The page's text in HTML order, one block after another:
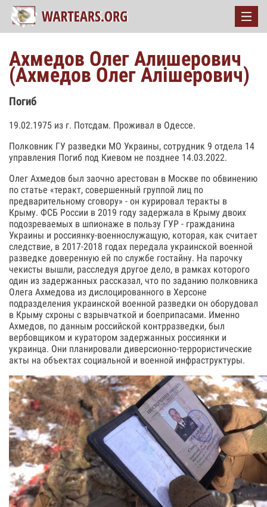
Ахмедов Олег Алишерович
(Ахмедов Олег Алішерович)
Погиб
19.02.1975 из г. Потсдам. Проживал в Одессе.
Полковник ГУ разведки МО Украины, сотрудник 9 отдела 14
управления Погиб под Киевом не позднее 14.03.2022.
Олег Ахмедов был заочно арестован в Москве по обвинению
по статье «теракт, совершенный группой лиц по
предварительному сговору» - он курировал теракты в
Крыму. ФСБ России в 2019 году задержала в Крыму двоих
подозреваемых в шпионаже в пользу ГУР - гражданина
Украины и россиянку-военнослужащую, которая, как считает
следствие, в 2017-2018 годах передала украинской военной
разведке доверенную ей по службе гостайну. На парочку
чекисты вышли, расследуя другое дело, в рамках которого
один из задержанных рассказал, что по заданию полковника
Олега Ахмедова из дислоцированного в Херсоне
подразделения украинской военной разведки он оборудовал
в Крыму схроны с взрывчаткой и боеприпасами. Именно
Ахмедов, по данным российской контрразведки, был
вербовщиком и куратором задержанных россиянки и
украинца. Они планировали диверсионно-террористические
акты на объектах социальной и военной инфраструктуры.